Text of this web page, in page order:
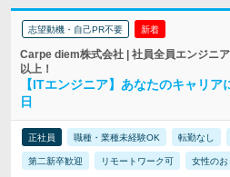
志望動機・自己PR不要 新着
Carpe diem株式会社 | 社員全員エンジニ
以上！
【ITエンジニア】あなたのキャリ
日
正社員 職種・業種未経験OK 転勤なし
第二新卒歓迎 リモートワーク可 女性のお